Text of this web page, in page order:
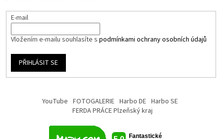
E-mail
Vložením e-mailu souhlasíte s podmínkami ochrany osobních údajů
PŘIHLÁSIT SE
YouTube FOTOGALERIE Harbo DE Harbo SE
FERDA PRÁCE Plzeňský kraj